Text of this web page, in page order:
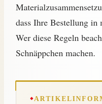
dass Ihre Bestellung in
Wer diese Regeln
Schnäppchen machen.